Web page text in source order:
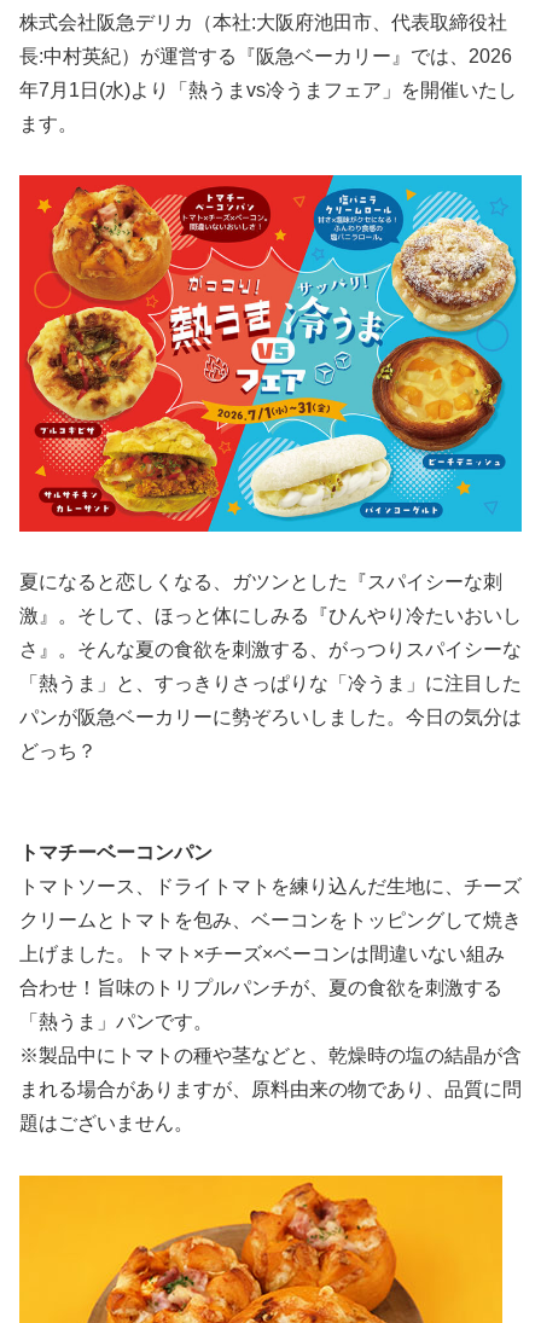
株式会社阪急デリカ（本社:大阪府池田市、代表取締役社
長:中村英紀）が運営する『阪急ベーカリー』では、2026
年7月1日(水)より「熱うまvs冷うまフェア」を開催いたし
ます。
夏になると恋しくなる、ガツンとした『スパイシーな刺
激』。そして、ほっと体にしみる『ひんやり冷たいおいし
さ』。そんな夏の食欲を刺激する、がっつりスパイシーな
「熱うま」と、すっきりさっぱりな「冷うま」に注目した
パンが阪急ベーカリーに勢ぞろいしました。今日の気分は
どっち？
トマチーベーコンパン
トマトソース、ドライトマトを練り込んだ生地に、チーズ
クリームとトマトを包み、ベーコンをトッピングして焼き
上げました。トマト×チーズ×ベーコンは間違いない組み
合わせ！旨味のトリプルパンチが、夏の食欲を刺激する
「熱うま」パンです。
※製品中にトマトの種や茎などと、乾燥時の塩の結晶が含
まれる場合がありますが、原料由来の物であり、品質に問
題はございません。